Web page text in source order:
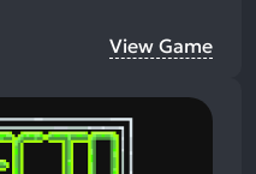
View Game